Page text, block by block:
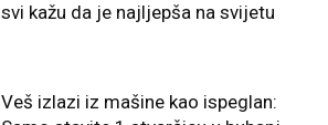
svi kažu da je najljepša na svijetu
Veš izlazi iz mašine kao ispeglan: